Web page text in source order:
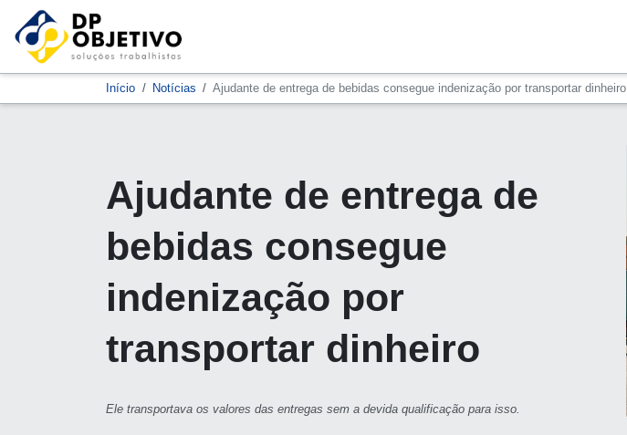
Início Notícias Ajudante de entrega de bebidas consegue indenização por transportar dinheiro
Ajudante de entrega de
bebidas consegue
indenização por
transportar dinheiro
Ele transportava os valores das entregas sem a devida qualificação para isso.